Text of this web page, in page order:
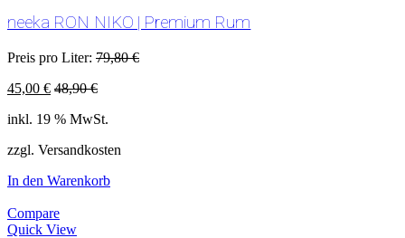
neeka RON NIKO | Premium Rum
Preis pro Liter: 79,80€
45,00 € 48,90€
inkl. 19 % MwSt.
zzgl. Versandkosten
In den Warenkorb
Compare
Quick View